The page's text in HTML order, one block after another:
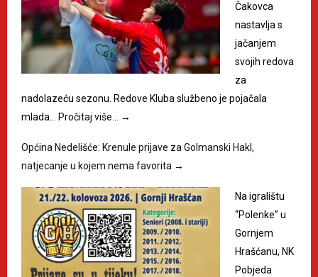
Čakovca
nastavlja s
jačanjem
svojih redova
za
nadolazeću sezonu. Redove Kluba službeno je pojačala
mlada… Pročitaj više… →
Općina Nedelišće: Krenule prijave za Golmanski Hakl,
natjecanje u kojem nema favorita →
Na igralištu
“Polenke” u
Gornjem
Hrašćanu, NK
Pobjeda